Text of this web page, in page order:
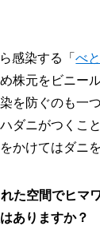
感染する「べ
株元をビニー
を防ぐのも一
ダニがつくこ
かけてはダニ
た空間でヒマ
ありますか？